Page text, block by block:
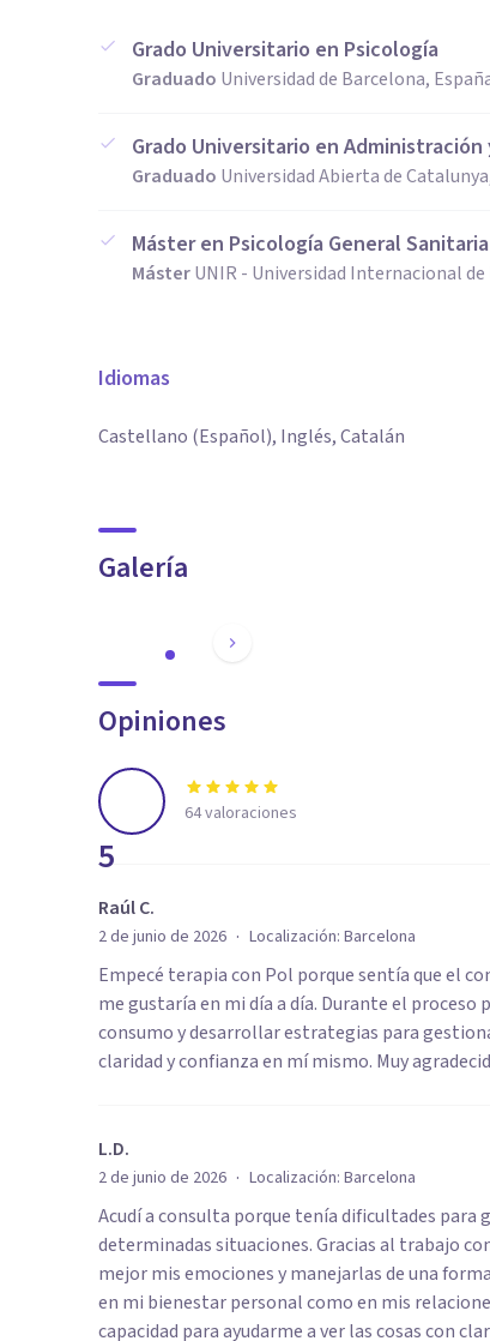
Grado Universitario en Psicología
Graduado Universidad de Barcelona,
Grado Universitario en Administración
Graduado Universidad Abierta de
Máster en Psicología General Sanitaria
MásterUNIR - Universidad Internacional de
Idiomas
Castellano (Español), Inglés, Catalán
Galería
Opiniones
5
64valoraciones
Raúl C.
2 de junio de 2026 · Localización: Barcelona
Empecé terapia con Pol porque sentía que el
me gustaría en mi día a día. Durante el
consumo y desarrollar estrategias para
claridad y confianza en mí mismo. Muy
L.D.
2 de junio de 2026 · Localización: Barcelona
Acudí a consulta porque tenía dificultades para
determinadas situaciones. Gracias al trabajo
mejor mis emociones y manejarlas de una
en mi bienestar personal como en mis
capacidad para ayudarme a ver las cosas con